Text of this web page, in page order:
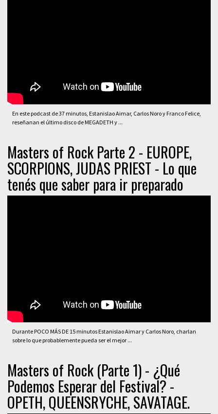
En este podcast de 37 minutos, Estanislao Aimar, Carlos Noro y Franco Felice,
reseñanan el último disco de MEGADETH y ...
Masters of Rock Parte 2 - EUROPE,
SCORPIONS, JUDAS PRIEST - Lo que
tenés que saber para ir preparado
Durante POCO MÁS DE 15 minutos Estanislao Aimar y Carlos Noro, charlan
sobre lo que probablemente pueda ser el mejor ...
Masters of Rock (Parte 1) - ¿Qué
Podemos Esperar del Festival? -
OPETH, QUEENSRYCHE, SAVATAGE.